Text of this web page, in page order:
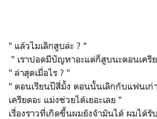
" แล้วไมเลิกสูบล่ะ ? "
" เราปอดมีปัญหาอะแต่ก็สูบนะตอนเครี
" ล่าสุดเมื่อไร ? "
" ตอนเรียนปีสี่มั้ง ตอนนั้นเลิกกับแฟนเก่
เครียดอะ แม่งช่วยได้เยอะเลย "
เรื่องราวที่เกิดขึ้นผมยังจำมันได้ ผมได้